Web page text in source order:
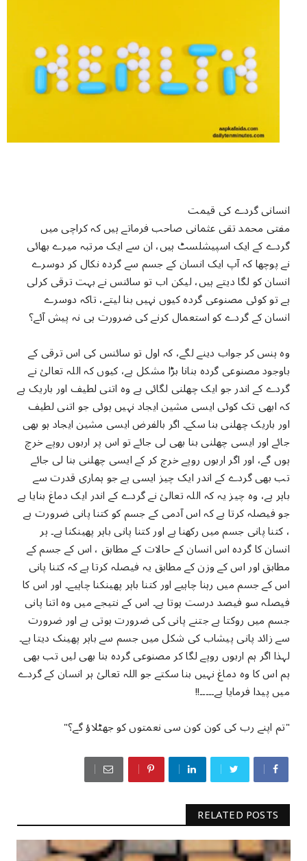
انسانی گردے کی قیمت
مفتی محمد تقی عثمانی صاحب فرماتے ہیں کہ کراچی میں
گردے کے ایک اسپیشلسٹ ہیں، ان سے ایک مرتبہ میرے بھائی
نے پوچھا کہ آپ ایک انسان کے جسم سے گردہ نکال کر دوسرے
انسان کو لگا دیتے ہیں، لیکن اب تو سائنس نے بہت ترقی کرلی
ہے تو کوئی مصنوعی گردہ کیوں نہیں بنا لیتے، تاکہ دوسرے
انسان کے گردے کو استعمال کرنے کی ضرورت ہی نہ پیش آئے؟
وہ ہنس کر جواب دینے لگے، کہ اول تو سائنس کی اس ترقی کے
باوجود مصنوعی گردہ بنانا بڑا مشکل ہے، کیوں کہ اللہ تعالیٰ نے
گردے کے اندر جو ایک چھلنی لگائی ہے وہ اتنی لطیف اور باریک ہے
کہ ابھی تک کوئی ایسی مشین ایجاد نہیں ہوئی جو اتنی لطیف
اور باریک چھلنی بنا سکے۔ اگر بالفرض ایسی مشین ایجاد ہو بھی
جائے اور ایسی چھلنی بنا بھی لی جائے تو اس پر اربوں روپے خرچ
ہوں گے، اور اگر اربوں روپے خرچ کر کے ایسی چھلنی بنا لی جائے
تب بھی گردے کے اندر ایک چیز ایسی ہے جو ہماری قدرت سے
باہر ہے، وہ چیز یہ کہ اللہ تعالیٰ نے گردے کے اندر ایک دماغ بنایا ہے
جو فیصلہ کرتا ہے کہ اس آدمی کے جسم کو کتنا پانی ضرورت ہے
، کتنا پانی جسم میں رکھنا ہے اور کتنا پانی باہر پھینکنا ہے۔ ہر
انسان کا گردہ اس انسان کے حالات کے مطابق ، اس کے جسم کے
مطابق اور اس کے وزن کے مطابق یہ فیصلہ کرتا ہے کہ کتنا پانی
اس کے جسم میں رہنا چاہیے اور کتنا باہر پھینکنا چاہیے۔ اور اس کا
فیصلہ سو فیصد درست ہوتا ہے۔ اس کے نتیجے میں وہ اتنا پانی
جسم میں روکتا ہے جتنے پانی کی ضرورت ہوتی ہے اور ضرورت
سے زائد پانی پیشاب کی شکل میں جسم سے باہر پھینک دیتا ہے۔
لہذا اگر ہم اربوں روپے لگا کر مصنوعی گردہ بنا بھی لیں تب بھی
ہم اس کا وہ دماغ نہیں بنا سکتے جو اللہ تعالیٰ ہر انسان کے گردے
میں پیدا فرمایا ہے۔۔۔۔۔!!
"تم اپنے رب کی کون کون سی نعمتوں کو جھٹلاؤ گے؟"
RELATED POSTS